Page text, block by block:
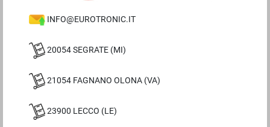
INFO@EUROTRONIC.IT
20054 SEGRATE (MI)
21054 FAGNANO OLONA (VA)
23900 LECCO (LE)